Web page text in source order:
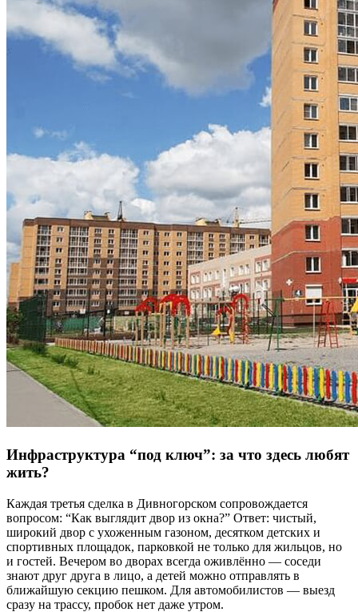
Инфраструктура “под ключ”: за что здесь любят
жить?
Каждая третья сделка в Дивногорском сопровождается
вопросом: “Как выглядит двор из окна?” Ответ: чистый,
широкий двор с ухоженным газоном, десятком детских и
спортивных площадок, парковкой не только для жильцов, но
и гостей. Вечером во дворах всегда оживлённо — соседи
знают друг друга в лицо, а детей можно отправлять в
ближайшую секцию пешком. Для автомобилистов — выезд
сразу на трассу, пробок нет даже утром.